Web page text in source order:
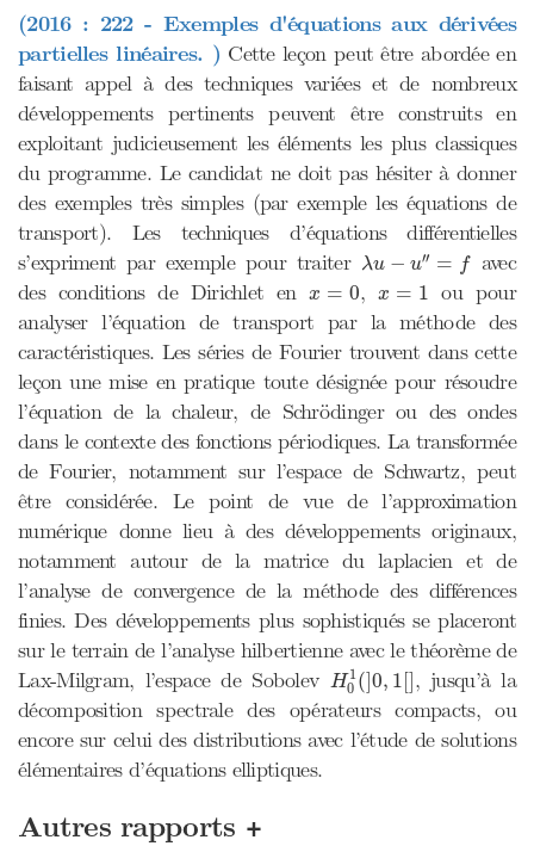
(2016 : 222 - Exemples d'équations aux dérivées
partielles linéaires. ) Cette leçon peut être abordée en
faisant appel à des techniques variées et de nombreux
développements pertinents peuvent être construits en
exploitant judicieusement les éléments les plus classiques
du programme. Le candidat ne doit pas hésiter à donner
des exemples très simples (par exemple les équations de
transport). Les techniques d’équations différentielles
s’expriment par exemple pour traiter λu − u′′ = f
λ =
avec
des conditions de Dirichlet enx = 0
x ,x = 1
x
ou pour
analyser l’équation de transport par la méthode des
caractéristiques. Les séries de Fourier trouvent dans cette
leçon une mise en pratique toute désignée pour résoudre
l’équation de la chaleur, de Schrödinger ou des ondes
dans le contexte des fonctions périodiques. La transformée
de Fourier, notamment sur l’espace de Schwartz, peut
être considérée. Le point de vue de l’approximation
numérique donne lieu à des développements originaux,
notamment autour de la matrice du laplacien et de
l’analyse de convergence de la méthode des différences
finies. Des développements plus sophistiqués se placeront
sur le terrain de l’analyse hilbertienne avec le théorème de
Lax-Milgram, l’espace de Sobolev H1
0 (]0, 1[]
H0 1(] ,1[, jusqu’à la
décomposition spectrale des opérateurs compacts, ou
encore sur celui des distributions avec l’étude de solutions
élémentaires d’équations elliptiques.
Autres rapports +